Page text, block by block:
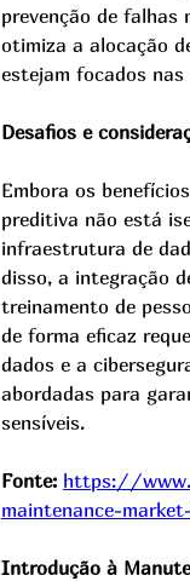
prevenção de falhas
otimiza a alocação
estejam focados
Desafios e
Embora os
preditiva não está
infraestrutura de
disso, a integração
treinamento de
de forma eficaz
dados e a
abordadas para
sensíveis.
Fonte: https://
maintenance-
Introdução à